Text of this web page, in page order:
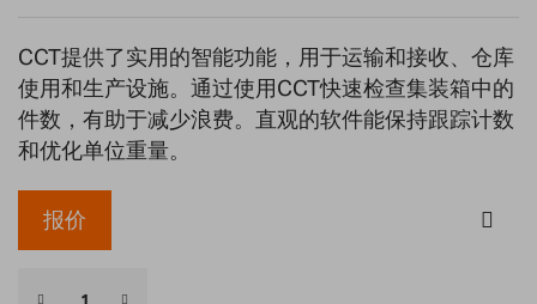
CCT提供了实用的智能功能，用于运输和接收、仓库
使用和生产设施。通过使用CCT快速检查集装箱中的
件数，有助于减少浪费。直观的软件能保持跟踪计数
和优化单位重量。
报价